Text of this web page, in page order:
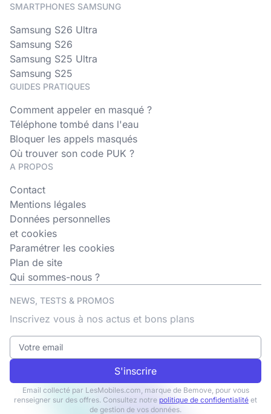
SMARTPHONES SAMSUNG
Samsung S26 Ultra
Samsung S26
Samsung S25 Ultra
Samsung S25
GUIDES PRATIQUES
Comment appeler en masqué ?
Téléphone tombé dans l'eau
Bloquer les appels masqués
Où trouver son code PUK ?
A PROPOS
Contact
Mentions légales
Données personnelles
et cookies
Paramétrer les cookies
Plan de site
Qui sommes-nous ?
NEWS, TESTS & PROMOS
Inscrivez vous à nos actus et bons plans
S'inscrire
Email collecté par LesMobiles.com, marque de Bemove, pour vous
renseigner sur des offres. Consultez notre politique de confidentialité et
de gestion de vos données.